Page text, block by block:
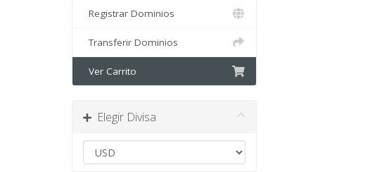
Registrar Dominios
Transferir Dominios
Ver Carrito
Elegir Divisa